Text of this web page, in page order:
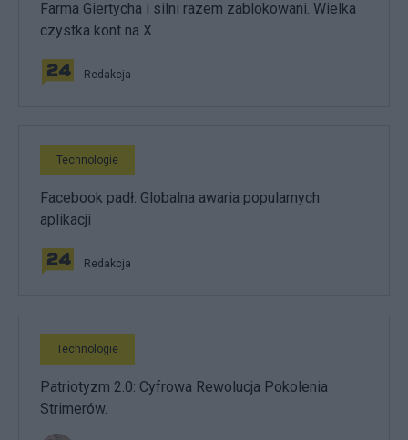
Farma Giertycha i silni razem zablokowani. Wielka
czystka kont na X
Redakcja
Technologie
Facebook padł. Globalna awaria popularnych
aplikacji
Redakcja
Technologie
Patriotyzm 2.0: Cyfrowa Rewolucja Pokolenia
Strimerów.